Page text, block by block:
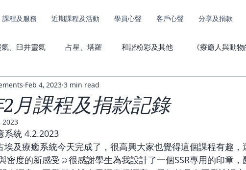
課程及服務 近期課程及活動 學員心聲 客戶心聲 分享及捐款
、臼井靈氣 占星、塔羅 和諧粉彩及其他 《療癒人與動
心及其他服務捐款 動物傳心心聲
2月課程及捐款記錄
Feb 4, 2023 3 min read
2023
系統 4.2.2023
埃及療癒系統今天完成了，很高興大家也覺得這個課程有趣
密度的新感受☺️很感謝學生為我設計了一個SSR專用的印章，